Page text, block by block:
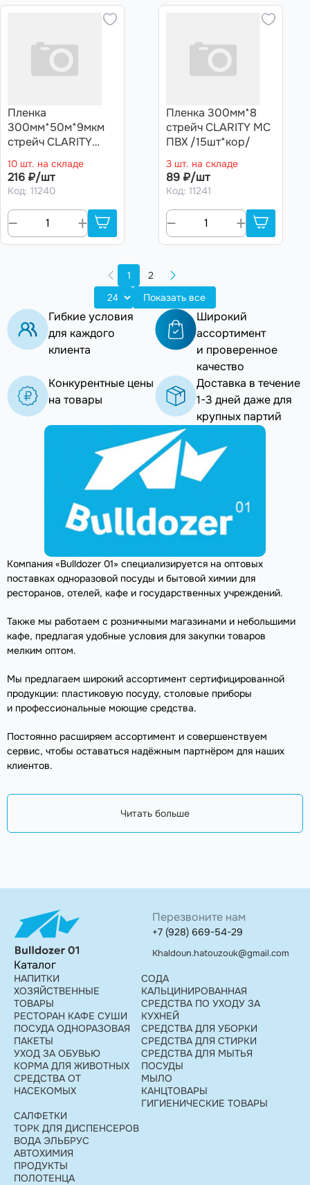
Пленка
300мм*50м*9мкм
стрейч CLARITY
/15шт*кор/
10 шт. на складе
216 ₽/шт
Код: 11240
Пленка 300мм*8
стрейч CLARITY МС
ПВХ /15шт*кор/
3 шт. на складе
89 ₽/шт
Код: 11241
1
2
Показать все
Гибкие условия
для каждого
клиента
Широкий
ассортимент
и проверенное
качество
Конкурентные цены
на товары
Доставка в течение
1-3 дней даже для
крупных партий
Компания «Bulldozer 01» специализируется на оптовых
поставках одноразовой посуды и бытовой химии для
ресторанов, отелей, кафе и государственных учреждений.
Также мы работаем с розничными магазинами и небольшими
кафе, предлагая удобные условия для закупки товаров
мелким оптом.
Мы предлагаем широкий ассортимент сертифицированной
продукции: пластиковую посуду, столовые приборы
и профессиональные моющие средства.
Постоянно расширяем ассортимент и совершенствуем
сервис, чтобы оставаться надёжным партнёром для наших
клиентов.
Читать больше
Каталог
НАПИТКИ
ХОЗЯЙСТВЕННЫЕ
ТОВАРЫ
РЕСТОРАН КАФЕ СУШИ
ПОСУДА ОДНОРАЗОВАЯ
ПАКЕТЫ
УХОД ЗА ОБУВЬЮ
КОРМА ДЛЯ ЖИВОТНЫХ
СРЕДСТВА ОТ
НАСЕКОМЫХ
СОДА
КАЛЬЦИНИРОВАННАЯ
СРЕДСТВА ПО УХОДУ ЗА
КУХНЕЙ
СРЕДСТВА ДЛЯ УБОРКИ
СРЕДСТВА ДЛЯ СТИРКИ
СРЕДСТВА ДЛЯ МЫТЬЯ
ПОСУДЫ
МЫЛО
КАНЦТОВАРЫ
ГИГИЕНИЧЕСКИЕ ТОВАРЫ
САЛФЕТКИ
ТОРК ДЛЯ ДИСПЕНСЕРОВ
ВОДА ЭЛЬБРУС
АВТОХИМИЯ
ПРОДУКТЫ
ПОЛОТЕНЦА
Перезвоните нам
+7 (928) 669-54-29
Khaldoun.hatouzouk@gmail.com